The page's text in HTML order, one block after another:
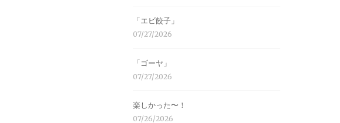
「エビ餃子」
07/27/2026
「ゴーヤ」
07/27/2026
楽しかった〜！
07/26/2026